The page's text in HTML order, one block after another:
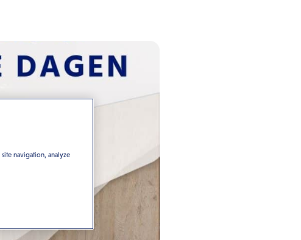
navigation, analyze